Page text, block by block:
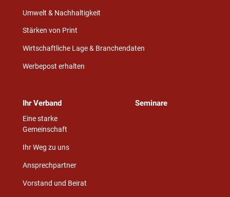
Umwelt & Nachhaltigkeit
Stärken von Print
Wirtschaftliche Lage & Branchendaten
Werbepost erhalten
Ihr Verband
Eine starke
Gemeinschaft
Ihr Weg zu uns
Ansprechpartner
Vorstand und Beirat
Seminare